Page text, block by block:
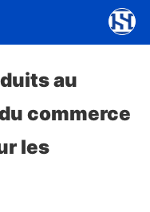
au
commerce
les